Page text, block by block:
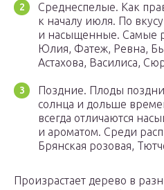
Среднеспелые. Как
к началу июля. По
и насыщенные. Самые
Юлия, Фатеж, Ревна,
Астахова, Василиса,
Поздние. Плоды
солнца и дольше
всегда отличаются
и ароматом. Среди
Брянская розовая,
Произрастает дерево в